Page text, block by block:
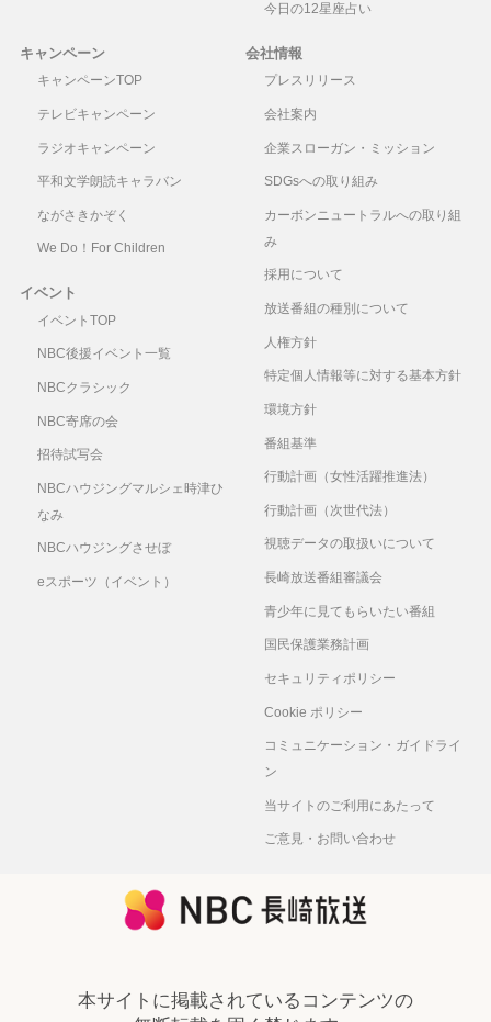
今日の12星座占い
キャンペーン
キャンペーンTOP
テレビキャンペーン
ラジオキャンペーン
平和文学朗読キャラバン
ながさきかぞく
We Do！For Children
イベント
イベントTOP
NBC後援イベント一覧
NBCクラシック
NBC寄席の会
招待試写会
NBCハウジングマルシェ時津ひ
なみ
NBCハウジングさせぼ
eスポーツ（イベント）
会社情報
プレスリリース
会社案内
企業スローガン・ミッション
SDGsへの取り組み
カーボンニュートラルへの取り組
み
採用について
放送番組の種別について
人権方針
特定個人情報等に対する基本方針
環境方針
番組基準
行動計画（女性活躍推進法）
行動計画（次世代法）
視聴データの取扱いについて
長崎放送番組審議会
青少年に見てもらいたい番組
国民保護業務計画
セキュリティポリシー
Cookie ポリシー
コミュニケーション・ガイドライ
ン
当サイトのご利用にあたって
ご意見・お問い合わせ
本サイトに掲載されているコンテンツの